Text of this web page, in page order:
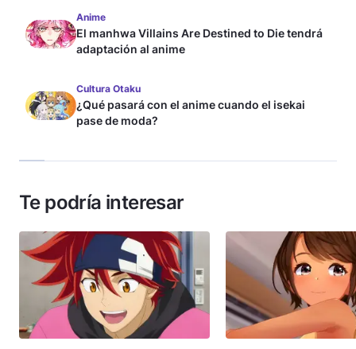
Anime
El manhwa Villains Are Destined to Die tendrá
adaptación al anime
Cultura Otaku
¿Qué pasará con el anime cuando el isekai
pase de moda?
Te podría interesar